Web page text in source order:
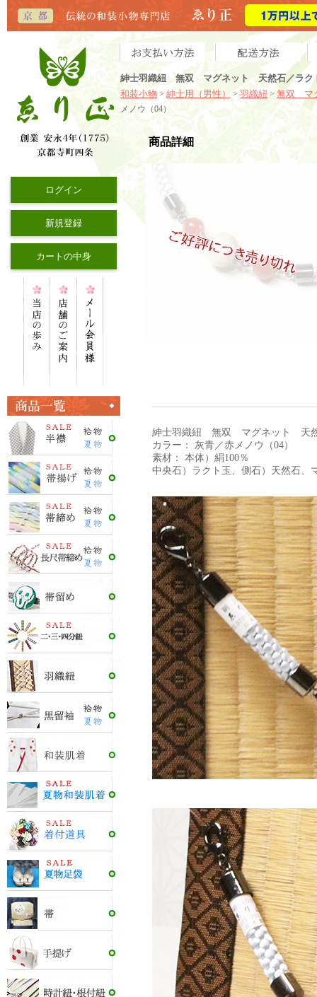
紳士羽織紐 無双 マグネット 天然石／ラク
和装小物 > 紳士用（男性） >羽織紐 > 無双 マ
メノウ（04）
ログイン
新規登録
カートの中身
商品詳細
紳士羽織紐 無双 マグネット 天
カラー： 灰青／赤メノウ（04）
素材： 本体）絹100％
中央石）ラクト玉、側石）天然石、